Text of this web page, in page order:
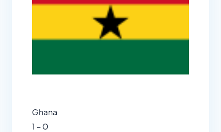
Ghana
1 – 0